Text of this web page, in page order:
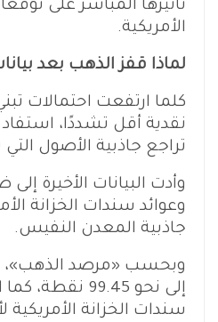
تأثيرها المباشر على
الأمريكية.
لماذا قفز الذهب بعد
كلما ارتفعت احتمالات
نقدية أقل تشددًا،
تراجع جاذبية الأصول التي
وأدت البيانات الأخيرة
وعوائد سندات الخزانة
جاذبية المعدن النفيس.
وبحسب «مرصد الذهب»،
إلى نحو 99.45
سندات الخزانة